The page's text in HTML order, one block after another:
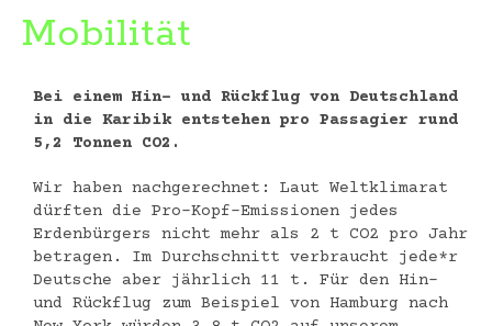
Mobilität
Bei einem Hin- und Rückflug von Deutschland
in die Karibik entstehen pro Passagier rund
5,2 Tonnen CO2.
Wir haben nachgerechnet: Laut Weltklimarat
dürften die Pro-Kopf-Emissionen jedes
Erdenbürgers nicht mehr als 2 t CO2 pro Jahr
betragen. Im Durchschnitt verbraucht jede*r
Deutsche aber jährlich 11 t. Für den Hin-
und Rückflug zum Beispiel von Hamburg nach